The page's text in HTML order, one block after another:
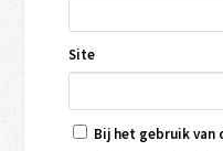
Site
Bij het gebruik